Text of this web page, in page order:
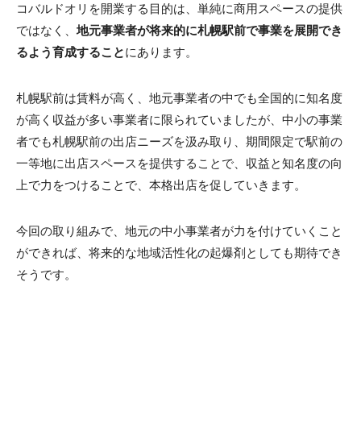
コバルドオリを開業する目的は、単純に商用スペースの提供
ではなく、地元事業者が将来的に札幌駅前で事業を展開でき
るよう育成することにあります。
札幌駅前は賃料が高く、地元事業者の中でも全国的に知名度
が高く収益が多い事業者に限られていましたが、中小の事業
者でも札幌駅前の出店ニーズを汲み取り、期間限定で駅前の
一等地に出店スペースを提供することで、収益と知名度の向
上で力をつけることで、本格出店を促していきます。
今回の取り組みで、地元の中小事業者が力を付けていくこと
ができれば、将来的な地域活性化の起爆剤としても期待でき
そうです。